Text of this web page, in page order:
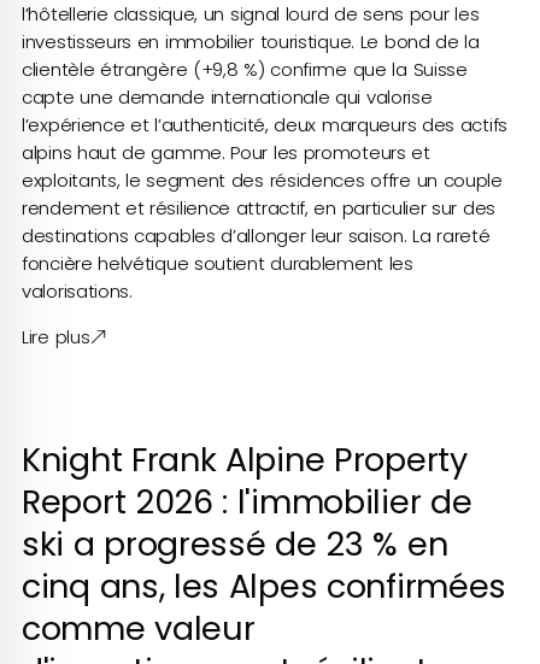
l’hôtellerie classique, un signal lourd de sens pour les
investisseurs en immobilier touristique. Le bond de la
clientèle étrangère (+9,8 %) confirme que la Suisse
capte une demande internationale qui valorise
l’expérience et l’authenticité, deux marqueurs des actifs
alpins haut de gamme. Pour les promoteurs et
exploitants, le segment des résidences offre un couple
rendement et résilience attractif, en particulier sur des
destinations capables d’allonger leur saison. La rareté
foncière helvétique soutient durablement les
valorisations.
Lire plus
Knight Frank Alpine Property
Report 2026 : l'immobilier de
ski a progressé de 23 % en
cinq ans, les Alpes confirmées
comme valeur